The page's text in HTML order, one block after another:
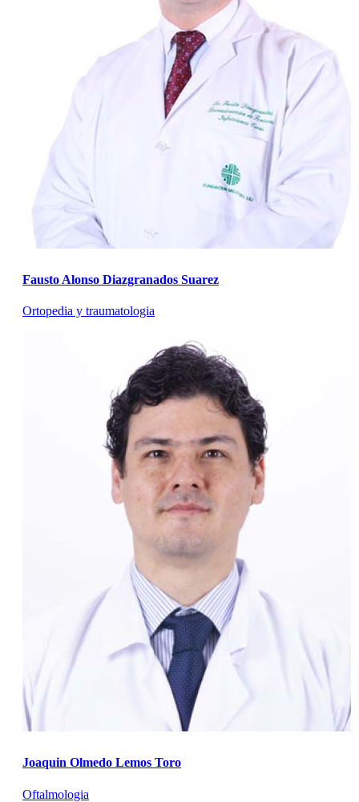
Fausto Alonso Diazgranados Suarez
Ortopedia y traumatologia
Joaquin Olmedo Lemos Toro
Oftalmologia